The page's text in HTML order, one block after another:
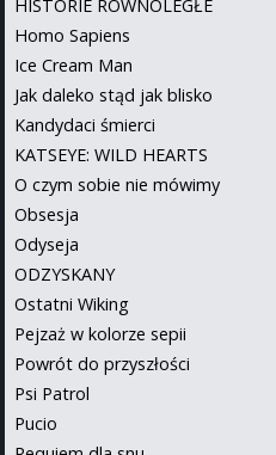
HISTORIE RÓWNOLEGŁE
Homo Sapiens
Ice Cream Man
Jak daleko stąd jak blisko
Kandydaci śmierci
KATSEYE: WILD HEARTS
O czym sobie nie mówimy
Obsesja
Odyseja
ODZYSKANY
Ostatni Wiking
Pejzaż w kolorze sepii
Powrót do przyszłości
Psi Patrol
Pucio